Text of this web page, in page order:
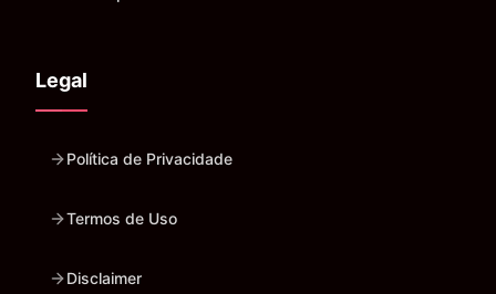
Legal
Política de Privacidade
Termos de Uso
Disclaimer